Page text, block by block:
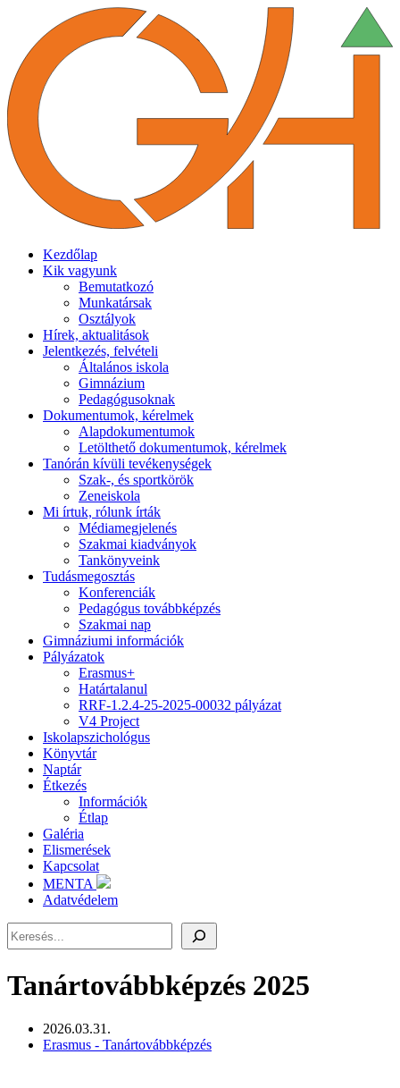
Kezdőlap
Kik vagyunk
Bemutatkozó
Munkatársak
Osztályok
Hírek, aktualitások
Jelentkezés, felvételi
Általános iskola
Gimnázium
Pedagógusoknak
Dokumentumok, kérelmek
Alapdokumentumok
Letölthető dokumentumok, kérelmek
Tanórán kívüli tevékenységek
Szak-, és sportkörök
Zeneiskola
Mi írtuk, rólunk írták
Médiamegjelenés
Szakmai kiadványok
Tankönyveink
Tudásmegosztás
Konferenciák
Pedagógus továbbképzés
Szakmai nap
Gimnáziumi információk
Pályázatok
Erasmus+
Határtalanul
RRF-1.2.4-25-2025-00032 pályázat
V4 Project
Iskolapszichológus
Könyvtár
Naptár
Étkezés
Információk
Étlap
Galéria
Elismerések
Kapcsolat
MENTA
Adatvédelem
Keresés
Tanártovábbképzés 2025
2026.03.31.
Erasmus - Tanártovábbképzés